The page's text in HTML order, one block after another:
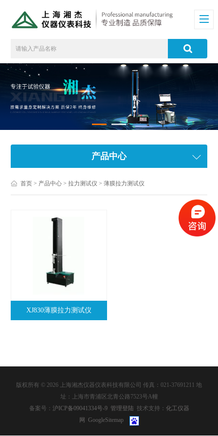
产品中心
首页 > 产品中心 >拉力测试仪 >薄膜拉力测试仪
XJ830薄膜拉力测试仪
版权所有 © 2026 上海湘杰仪器仪表科技有限公司 传真：021-37691211 地
址：上海市青浦区北青公路7523号A幢
备案号： 沪ICP备09041334号-9 管理登陆 技术支持： 化工仪器
网 GoogleSitemap